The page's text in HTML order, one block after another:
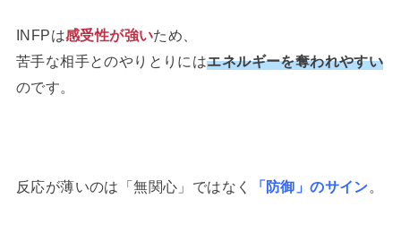
INFPは感受性が強いため、
苦手な相手とのやりとりにはエネルギーを奪われやすい
のです。
反応が薄いのは「無関心」ではなく 「防御」のサイン。